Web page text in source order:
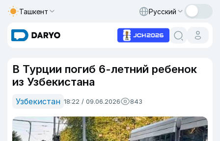
Ташкент Русский
В Турции погиб 6-летний ребенок
из Узбекистана
Узбекистан 18:22 / 09.06.2026 843